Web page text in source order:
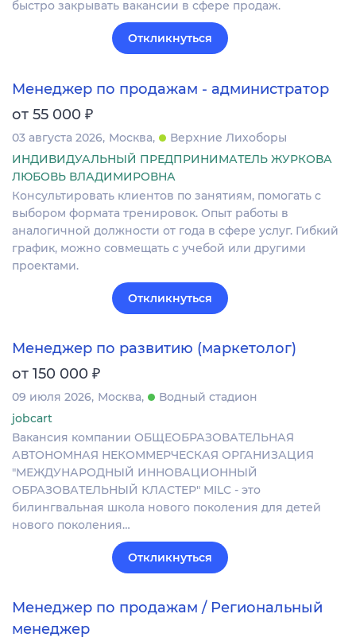
быстро закрывать вакансии в сфере продаж.
Откликнуться
Менеджер по продажам - администратор
от 55 000 ₽
03 августа 2026 Москва
Верхние Лихоборы
ИНДИВИДУАЛЬНЫЙ ПРЕДПРИНИМАТЕЛЬ ЖУРКОВА
ЛЮБОВЬ ВЛАДИМИРОВНА
Консультировать клиентов по занятиям, помогать с
выбором формата тренировок. Опыт работы в
аналогичной должности от года в сфере услуг. Гибкий
график, можно совмещать с учебой или другими
проектами.
Откликнуться
Менеджер по развитию (маркетолог)
от 150 000 ₽
09 июля 2026 Москва
Водный стадион
jobcart
Вакансия компании ОБЩЕОБРАЗОВАТЕЛЬНАЯ
АВТОНОМНАЯ НЕКОММЕРЧЕСКАЯ ОРГАНИЗАЦИЯ
"МЕЖДУНАРОДНЫЙ ИННОВАЦИОННЫЙ
ОБРАЗОВАТЕЛЬНЫЙ КЛАСТЕР" MILC - это
билингвальная школа нового поколения для детей
нового поколения…
Откликнуться
Менеджер по продажам / Региональный
менеджер